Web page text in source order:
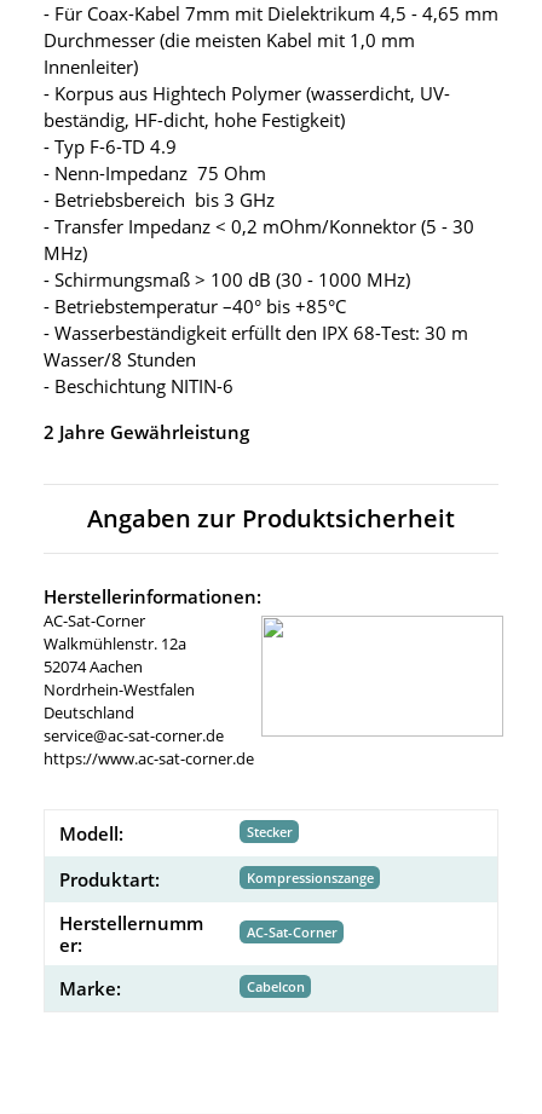
- Für Coax-Kabel 7mm mit Dielektrikum 4,5 - 4,65 mm
Durchmesser (die meisten Kabel mit 1,0 mm
Innenleiter)
- Korpus aus Hightech Polymer (wasserdicht, UV-
beständig, HF-dicht, hohe Festigkeit)
- Typ F-6-TD 4.9
- Nenn-Impedanz 75 Ohm
- Betriebsbereich bis 3 GHz
- Transfer Impedanz < 0,2 mOhm/Konnektor (5 - 30
MHz)
- Schirmungsmaß > 100 dB (30 - 1000 MHz)
- Betriebstemperatur –40° bis +85°C
- Wasserbeständigkeit erfüllt den IPX 68-Test: 30 m
Wasser/8 Stunden
- Beschichtung NITIN-6
2 Jahre Gewährleistung
Angaben zur Produktsicherheit
Herstellerinformationen:
AC-Sat-Corner
Walkmühlenstr. 12a
52074 Aachen
Nordrhein-Westfalen
Deutschland
service@ac-sat-corner.de
https://www.ac-sat-corner.de
Modell: Stecker
Produktart: Kompressionszange
Herstellernumm
er:
AC-Sat-Corner
Marke: Cabelcon